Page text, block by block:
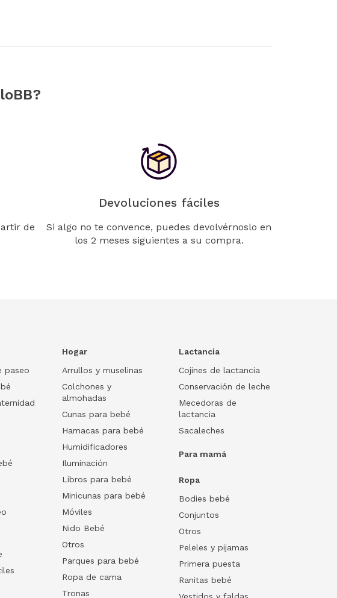
de
Devoluciones fáciles
Si algo no te convence, puedes devolvérnoslo en
los 2 meses siguientes a su compra.
paseo
Hogar
Arrullos y muselinas
Colchones y
almohadas
Cunas para bebé
Hamacas para bebé
Humidificadores
Iluminación
Libros para bebé
Minicunas para bebé
Móviles
Nido Bebé
Otros
Parques para bebé
Ropa de cama
Tronas
Lactancia
Cojines de lactancia
Conservación de leche
Mecedoras de
lactancia
Sacaleches
Para mamá
Ropa
Bodies bebé
Conjuntos
Otros
Peleles y pijamas
Primera puesta
Ranitas bebé
Vestidos y faldas